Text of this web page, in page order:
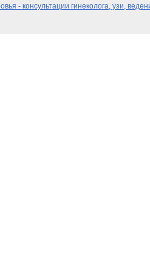
- консультации гинеколога, узи,